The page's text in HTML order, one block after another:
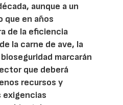
aunque a un
que en años
de la eficiencia
la carne de ave, la
marcarán
que deberá
recursos y